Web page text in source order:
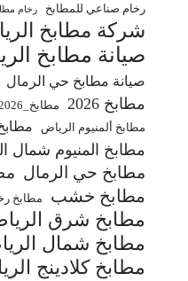
رخام صناعي للمطابخ
رخام
شركة مطابخ
صيانة مطابخ
صيانة مطابخ حي الرمال
مطابخ 2026 مطابخ_2026
مطابخ ألمنيوم الرياض
مطابخ المنيوم شمال
مطابخ حي الرمال
مطابخ خشب مطابخ
مطابخ شرق
مطابخ شمال
مطابخ كلادينج